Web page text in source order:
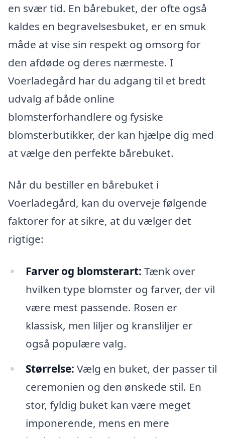
en svær tid. En bårebuket, der ofte også
kaldes en begravelsesbuket, er en smuk
måde at vise sin respekt og omsorg for
den afdøde og deres nærmeste. I
Voerladegård har du adgang til et bredt
udvalg af både online
blomsterforhandlere og fysiske
blomsterbutikker, der kan hjælpe dig med
at vælge den perfekte bårebuket.
Når du bestiller en bårebuket i
Voerladegård, kan du overveje følgende
faktorer for at sikre, at du vælger det
rigtige:
Farver og blomsterart: Tænk over
hvilken type blomster og farver, der vil
være mest passende. Rosen er
klassisk, men liljer og kransliljer er
også populære valg.
Størrelse: Vælg en buket, der passer til
ceremonien og den ønskede stil. En
stor, fyldig buket kan være meget
imponerende, mens en mere